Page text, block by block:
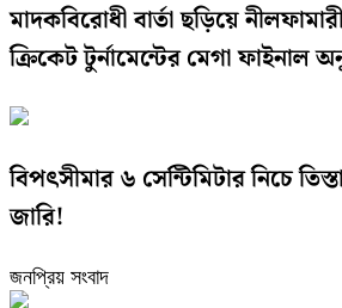
মাদকবিরোধী বার্তা ছড়িয়ে
ক্রিকেট টুর্নামেন্টের মেগা ফাইনাল
বিপৎসীমার ৬ সেন্টিমিটার নিচে
জারি!
জনপ্রিয় সংবাদ